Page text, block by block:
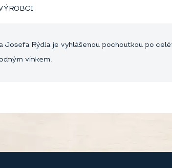
Josefa Rýdla je vyhlášenou pochoutkou po
vínkem.